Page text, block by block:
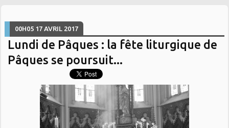
00H05 17 AVRIL 2017
Lundi de Pâques : la fête liturgique de
Pâques se poursuit...